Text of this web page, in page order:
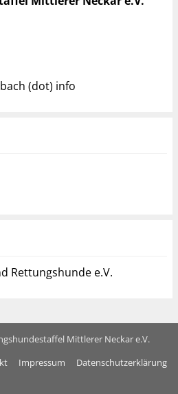
(dot) info
Rettungshunde e.V.
Mittlerer Neckar e.V.
Impressum Datenschutzerklärung